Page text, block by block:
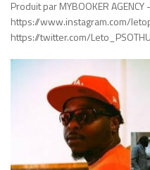
Produit par MYBOOKER
https://www.instagram.com/
https://twitter.com/